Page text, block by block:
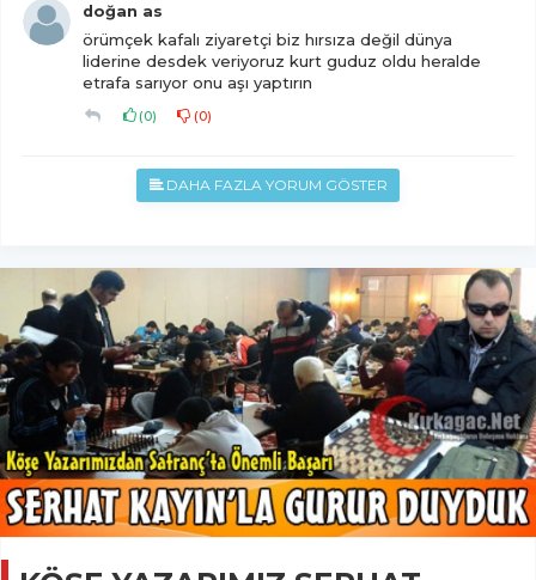
doğan as
örümçek kafalı ziyaretçi biz hırsıza değil dünya
liderine desdek veriyoruz kurt guduz oldu heralde
etrafa sarıyor onu aşı yaptırın
(0) (0)
DAHA FAZLA YORUM GÖSTER